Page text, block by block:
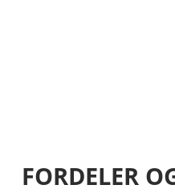
FORDELER